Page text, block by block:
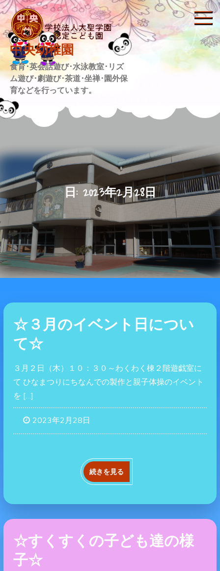
Skip
to
content
中央幼稚園
食育･英会話遊び･水泳教室･リズ
ム遊び･劇遊び･茶道･坐禅･園外保
育などを行っています。
日: 2023年2月28日
☆３月のイベント日につい
て☆
３月２日（木）１０：３０～わくわく棟２階遊戯室に
て ひなまつりにちなんでの製作と親子体操のイベント
を […]
2023年2月28日
続きを見る
☆すくすくの子ども達の様
子☆